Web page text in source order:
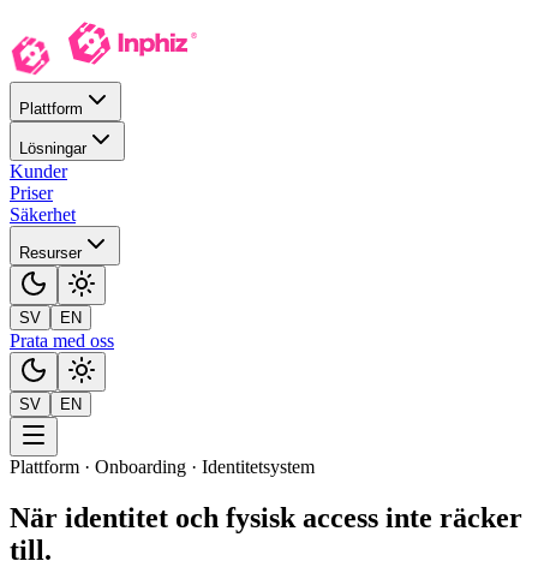
Plattform
Lösningar
Kunder
Priser
Säkerhet
Resurser
SV EN
Prata med oss
SV EN
Plattform · Onboarding · Identitetsystem
När identitet och fysisk access inte räcker
till.